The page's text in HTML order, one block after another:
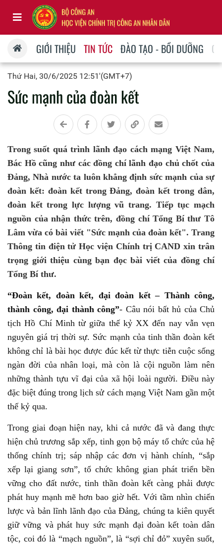
GIỚI THIỆU TIN TỨC ĐÀO TẠO - BỒI DƯỠNG
Thứ Hai, 30/6/2025 12:51'(GMT+7)
Sức mạnh của đoàn kết
Trong suốt quá trình lãnh đạo cách mạng Việt Nam,
Bác Hồ cũng như các đồng chí lãnh đạo chủ chốt của
Đảng, Nhà nước ta luôn khẳng định sức mạnh của sự
đoàn kết: đoàn kết trong Đảng, đoàn kết trong dân,
đoàn kết trong lực lượng vũ trang. Tiếp tục mạch
nguồn của nhận thức trên, đồng chí Tổng Bí thư Tô
Lâm vừa có bài viết "Sức mạnh của đoàn kết". Trang
Thông tin điện tử Học viện Chính trị CAND xin trân
trọng giới thiệu cùng bạn đọc bài viết của đồng chí
Tổng Bí thư.
“Đoàn kết, đoàn kết, đại đoàn kết – Thành công,
thành công, đại thành công”- Câu nói bất hủ của Chủ
tịch Hồ Chí Minh từ giữa thế kỷ XX đến nay vẫn vẹn
nguyên giá trị thời sự. Sức mạnh của tinh thần đoàn kết
không chỉ là bài học được đúc kết từ thực tiễn cuộc sống
ngàn đời của nhân loại, mà còn là cội nguồn làm nên
những thành tựu vĩ đại của xã hội loài người. Điều này
đặc biệt đúng trong lịch sử cách mạng Việt Nam gần một
thế kỷ qua.
Trong giai đoạn hiện nay, khi cả nước đã và đang thực
hiện chủ trương sắp xếp, tinh gọn bộ máy tổ chức của hệ
thống chính trị; sáp nhập các đơn vị hành chính, “sắp
xếp lại giang sơn”, tổ chức không gian phát triển bền
vững cho đất nước, tinh thần đoàn kết càng phải được
phát huy mạnh mẽ hơn bao giờ hết. Với tầm nhìn chiến
lược và bản lĩnh lãnh đạo của Đảng, chúng ta kiên quyết
giữ vững và phát huy sức mạnh đại đoàn kết toàn dân
tộc, coi đó là “mạch nguồn”, là “sợi chỉ đỏ” xuyên suốt,